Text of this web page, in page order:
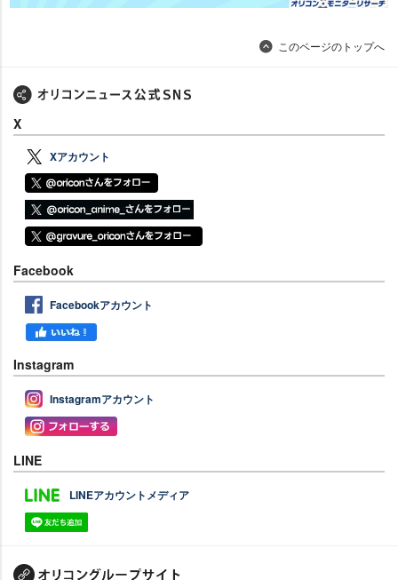
このページのトップへ
X
Xアカウント
Facebook
Facebookアカウント
Instagram
Instagramアカウント
LINE
LINEアカウントメディア